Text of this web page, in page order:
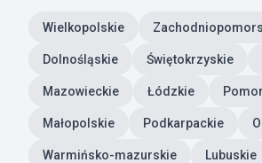
Wielkopolskie
Dolnośląskie Świętokrzyskie
Mazowieckie Łódzkie
Małopolskie Podkarpackie
Warmińsko-mazurskie Lubuskie